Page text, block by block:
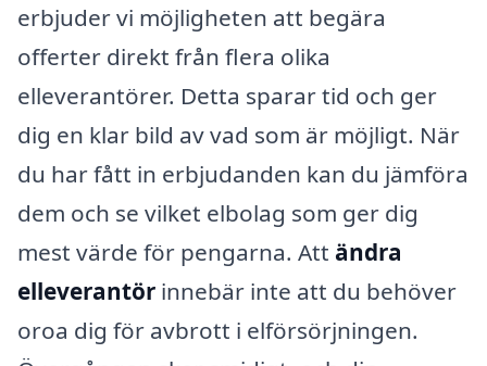
erbjuder vi möjligheten att begära
offerter direkt från flera olika
elleverantörer. Detta sparar tid och ger
dig en klar bild av vad som är möjligt. När
du har fått in erbjudanden kan du jämföra
dem och se vilket elbolag som ger dig
mest värde för pengarna. Att ändra
elleverantör innebär inte att du behöver
oroa dig för avbrott i elförsörjningen.